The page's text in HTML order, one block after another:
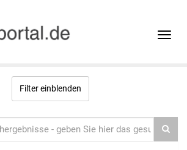
Toggle
Filter einblenden